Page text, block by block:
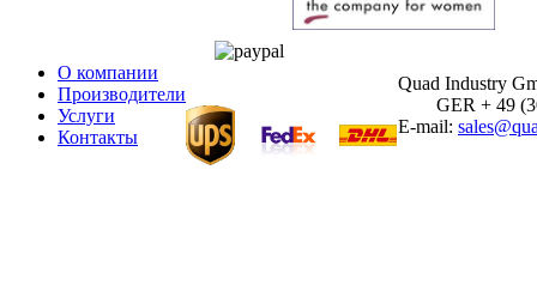
О компании
Производители
Услуги
Контакты
Quad Industry
GER + 49
E-mail: